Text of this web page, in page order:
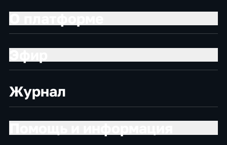
Журнал